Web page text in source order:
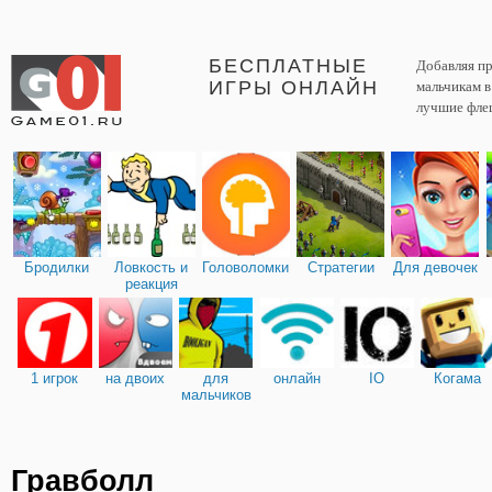
БЕСПЛАТНЫЕ
ИГРЫ ОНЛАЙН
Добавляя
мальчикам
лучшие
Бродилки
Ловкость и
реакция
Головоломки Стратегии Для девочек
1 игрок на двоих
для
мальчиков
онлайн IO Когама
Гравболл